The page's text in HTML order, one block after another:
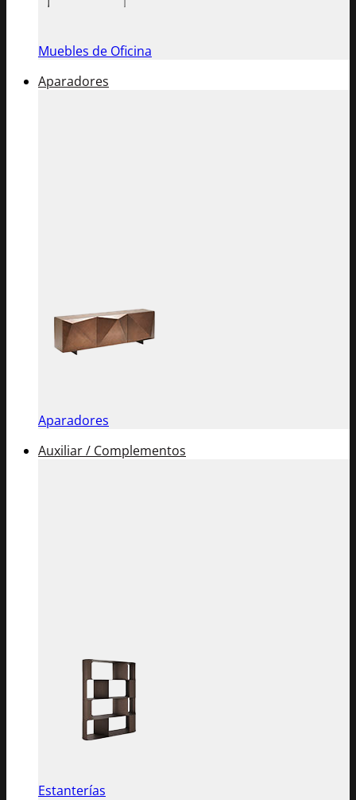
Muebles de Oficina
Aparadores
Aparadores
Auxiliar / Complementos
Estanterías